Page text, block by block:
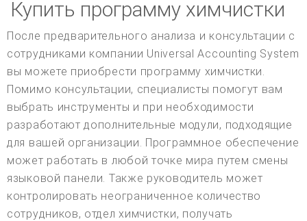
Купить программу химчистки
После предварительного анализа и консультации с
сотрудниками компании Universal Accounting System
вы можете приобрести программу химчистки.
Помимо консультации, специалисты помогут вам
выбрать инструменты и при необходимости
разработают дополнительные модули, подходящие
для вашей организации. Программное обеспечение
может работать в любой точке мира путем смены
языковой панели. Также руководитель может
контролировать неограниченное количество
сотрудников, отдел химчистки, получать